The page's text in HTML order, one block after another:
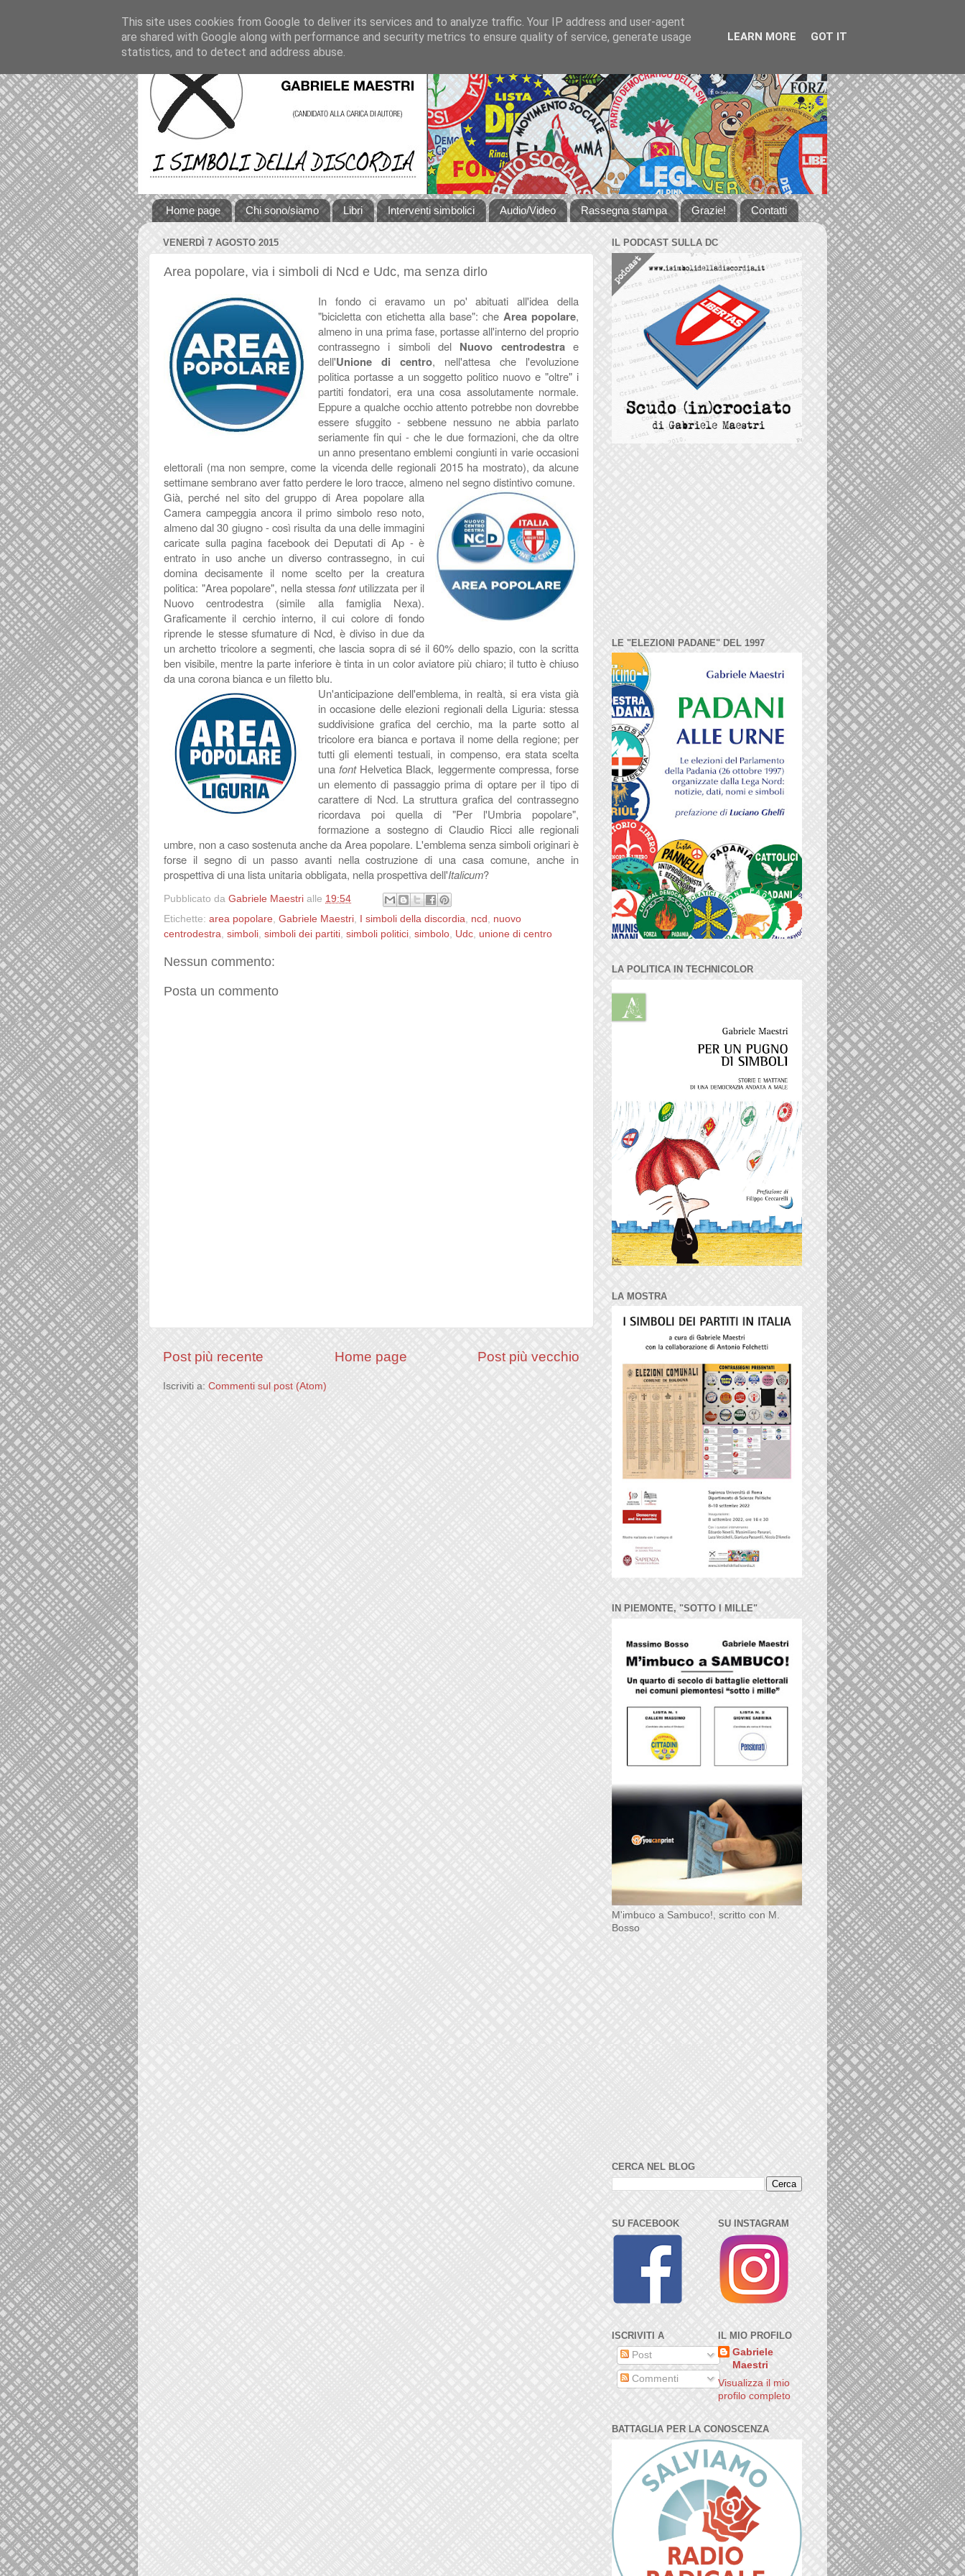
Home page Chi sono/siamo Libri Interventi simbolici Audio/Video Rassegna stampa Grazie! Contatti
VENERDÌ 7 AGOSTO 2015
Area popolare, via i simboli di Ncd e Udc, ma senza dirlo
In fondo ci eravamo un po' abituati all'idea della
"bicicletta con etichetta alla base": che Area popolare,
almeno in una prima fase, portasse all'interno del proprio
contrassegno i simboli del Nuovo centrodestra e
dell'Unione di centro, nell'attesa che l'evoluzione
politica portasse a un soggetto politico nuovo e "oltre" i
partiti fondatori, era una cosa assolutamente normale.
Eppure a qualche occhio attento potrebbe non dovrebbe
essere sfuggito - sebbene nessuno ne abbia parlato
seriamente fin qui - che le due formazioni, che da oltre
un anno presentano emblemi congiunti in varie occasioni
elettorali (ma non sempre, come la vicenda delle regionali 2015 ha mostrato), da alcune
settimane sembrano aver fatto perdere le loro tracce, almeno nel segno distintivo comune.
Già, perché nel sito del gruppo di Area popolare alla
Camera campeggia ancora il primo simbolo reso noto,
almeno dal 30 giugno - così risulta da una delle immagini
caricate sulla pagina facebook dei Deputati di Ap - è
entrato in uso anche un diverso contrassegno, in cui
domina decisamente il nome scelto per la creatura
politica: "Area popolare", nella stessa fontutilizzata per il
Nuovo centrodestra (simile alla famiglia Nexa).
Graficamente il cerchio interno, il cui colore di fondo
riprende le stesse sfumature di Ncd, è diviso in due da
un archetto tricolore a segmenti, che lascia sopra di sé il 60% dello spazio, con la scritta
ben visibile, mentre la parte inferiore è tinta in un color aviatore più chiaro; il tutto è chiuso
da una corona bianca e un filetto blu.
Un'anticipazione dell'emblema, in realtà, si era vista già
in occasione delle elezioni regionali della Liguria: stessa
suddivisione grafica del cerchio, ma la parte sotto al
tricolore era bianca e portava il nome della regione; per
tutti gli elementi testuali, in compenso, era stata scelta
una fontHelvetica Black, leggermente compressa, forse
un elemento di passaggio prima di optare per il tipo di
carattere di Ncd. La struttura grafica del contrassegno
ricordava poi quella di "Per l'Umbria popolare",
formazione a sostegno di Claudio Ricci alle regionali
umbre, non a caso sostenuta anche da Area popolare. L'emblema senza simboli originari è
forse il segno di un passo avanti nella costruzione di una casa comune, anche in
prospettiva di una lista unitaria obbligata, nella prospettiva dell'Italicum?
Pubblicato da Gabriele Maestri alle 19:54
Etichette: area popolare Gabriele Maestri I simboli della discordia ncd
nuovo
centrodestra simboli simboli dei partiti simboli politici simbolo Udc unione di centro
Nessun commento:
Posta un commento
Post più recente Post più vecchio
Home page
Iscriviti a: Commenti sul post (Atom)
IL PODCAST SULLA DC
LE "ELEZIONI PADANE" DEL 1997
LA POLITICA IN TECHNICOLOR
LA MOSTRA
IN PIEMONTE, "SOTTO I MILLE"
M'imbuco a Sambuco!, scritto con M.
Bosso
CERCA NEL BLOG
SU FACEBOOK
ISCRIVITI A
Post
Commenti
SU INSTAGRAM
IL MIO PROFILO
Gabriele
Maestri
Visualizza il mio
profilo completo
BATTAGLIA PER LA CONOSCENZA
This site uses cookies from Google to deliver its services and to analyze traffic. Your IP address and user-agent
are shared with Google along with performance and security metrics to ensure quality of service, generate usage
statistics, and to detect and address abuse.
LEARN MORE GOT IT